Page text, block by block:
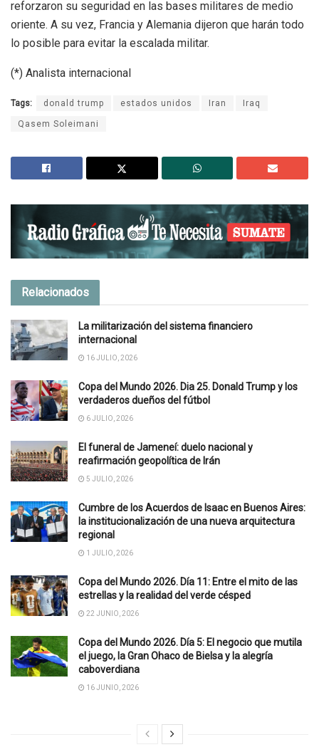
reforzaron su seguridad en las bases militares de medio
oriente. A su vez, Francia y Alemania dijeron que harán todo
lo posible para evitar la escalada militar.
(*) Analista internacional
Tags: donald trump estados unidos Iran Iraq
Qasem Soleimani
Relacionados
La militarización del sistema financiero
internacional
16 JULIO, 2026
Copa del Mundo 2026. Dia 25. Donald Trump y los
verdaderos dueños del fútbol
6 JULIO, 2026
El funeral de Jameneí: duelo nacional y
reafirmación geopolítica de Irán
5 JULIO, 2026
Cumbre de los Acuerdos de Isaac en Buenos Aires:
la institucionalización de una nueva arquitectura
regional
1 JULIO, 2026
Copa del Mundo 2026. Día 11: Entre el mito de las
estrellas y la realidad del verde césped
22 JUNIO, 2026
Copa del Mundo 2026. Día 5: El negocio que mutila
el juego, la Gran Ohaco de Bielsa y la alegría
caboverdiana
16 JUNIO, 2026